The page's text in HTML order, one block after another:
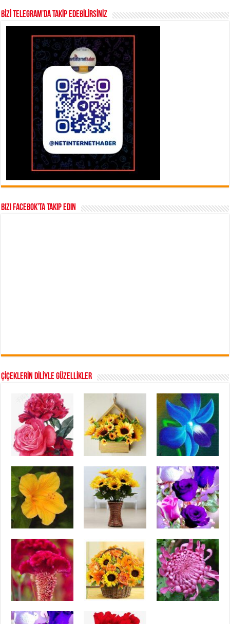
BİZİ TELEGRAM’DA TAKİP EDEBİLİRSİNİZ
Bizi Facebok’ta takip edin
ÇİÇEKLERİN DİLİYLE GÜZELLİKLER